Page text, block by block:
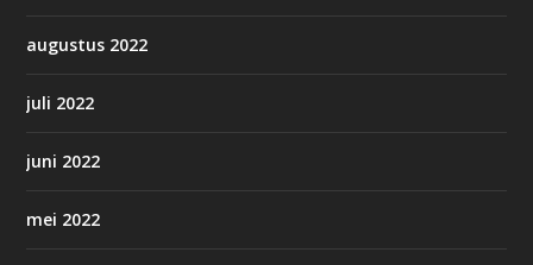
augustus 2022
juli 2022
juni 2022
mei 2022